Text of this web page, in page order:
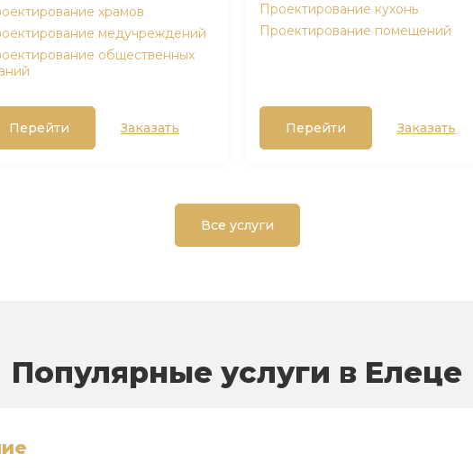
храмов
медучреждений
общественных
Перейти Заказать
Проектирование кухонь
Проектирование помещений
Перейти Заказать
Все услуги
Популярные услуги в Елеце